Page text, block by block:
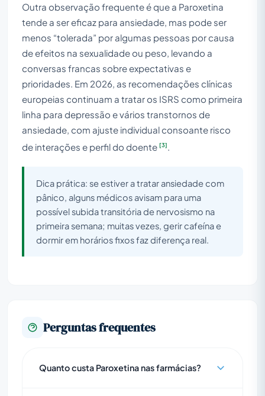
Outra observação frequente é que a Paroxetina
tende a ser eficaz para ansiedade, mas pode ser
menos “tolerada” por algumas pessoas por causa
de efeitos na sexualidade ou peso, levando a
conversas francas sobre expectativas e
prioridades. Em 2026, as recomendações clínicas
europeias continuam a tratar os ISRS como primeira
linha para depressão e vários transtornos de
ansiedade, com ajuste individual consoante risco
de interações e perfil do doente [3]
Dica prática: se estiver a tratar ansiedade com
pânico, alguns médicos avisam para uma
possível subida transitória de nervosismo na
primeira semana; muitas vezes, gerir cafeína e
dormir em horários fixos faz diferença real.
Perguntas frequentes
Quanto custa Paroxetina nas farmácias?